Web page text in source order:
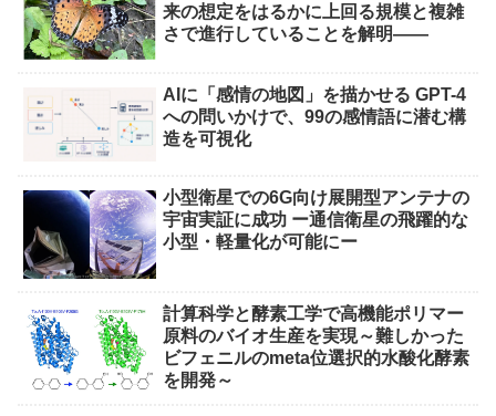
来の想定をはるかに上回る規模と複雑
さで進行していることを解明――
AIに「感情の地図」を描かせる GPT-4
への問いかけで、99の感情語に潜む構
造を可視化
小型衛星での6G向け展開型アンテナの
宇宙実証に成功 ー通信衛星の飛躍的な
小型・軽量化が可能にー
計算科学と酵素工学で高機能ポリマー
原料のバイオ生産を実現～難しかった
ビフェニルのmeta位選択的水酸化酵素
を開発～